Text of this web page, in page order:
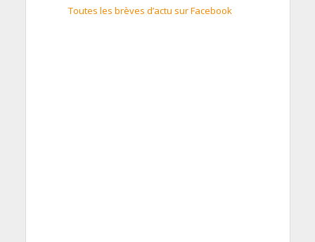
Toutes les brèves d’actu sur Facebook